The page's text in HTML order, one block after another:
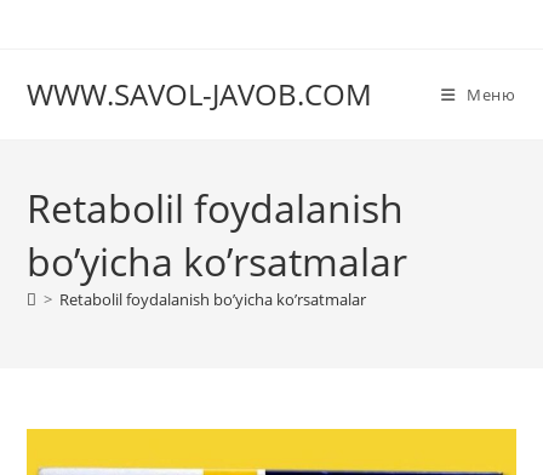
WWW.SAVOL-JAVOB.COM Меню
Retabolil foydalanish
bo’yicha ko’rsatmalar
> Retabolil foydalanish bo’yicha ko’rsatmalar